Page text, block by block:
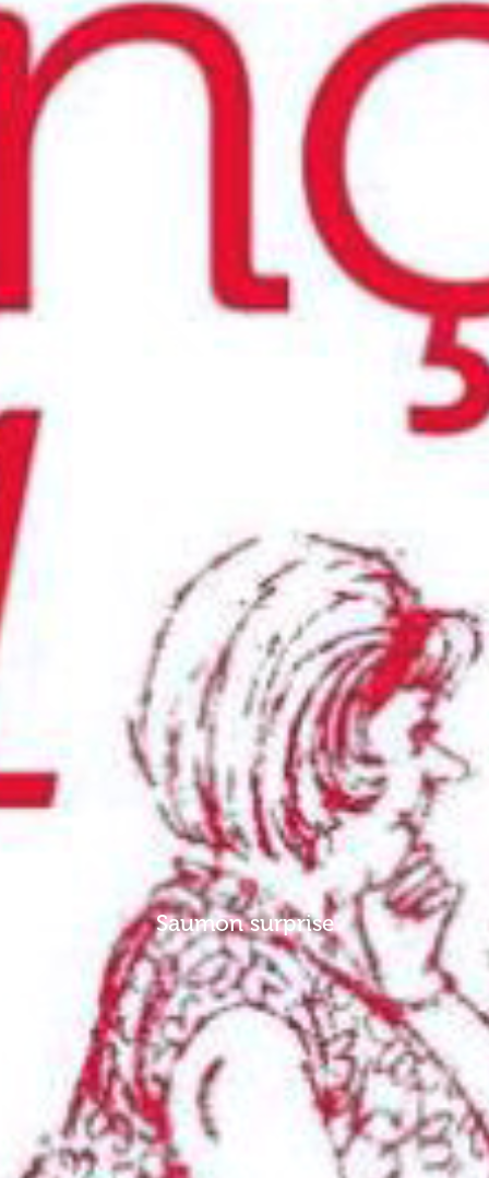
Saumon surprise